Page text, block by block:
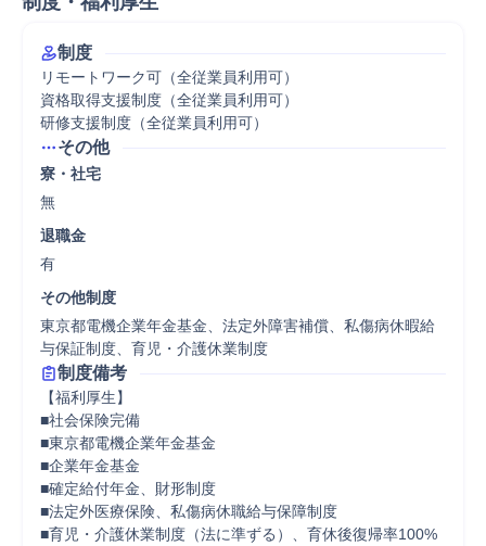
制度
リモートワーク可（全従業員利用可）
資格取得支援制度（全従業員利用可）
研修支援制度（全従業員利用可）
その他
寮・社宅
無
退職金
有
その他制度
東京都電機企業年金基金、法定外障害補償、私傷病休暇給
与保証制度、育児・介護休業制度
制度備考
【福利厚生】
■社会保険完備
■東京都電機企業年金基金
■企業年金基金
■確定給付年金、財形制度
■法定外医療保険、私傷病休職給与保障制度
■育児・介護休業制度（法に準ずる）、育休後復帰率100%